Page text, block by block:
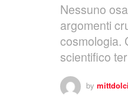
Nessuno
argomenti
cosmologia.
scientifico
by